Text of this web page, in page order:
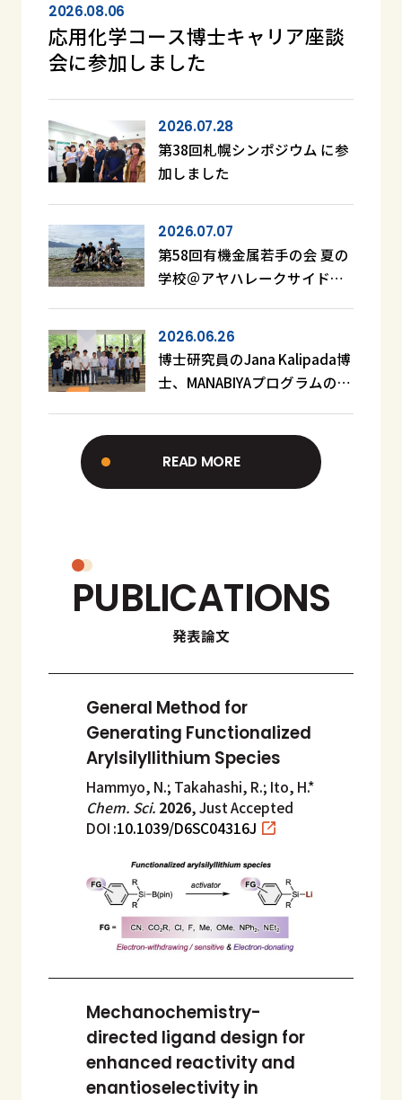
2026.08.06
応用化学コース博士キャリア座談
会に参加しました
2026.07.28
第38回札幌シンポジウム に参
加しました
2026.07.07
第58回有機金属若手の会 夏の
学校＠アヤハレークサイドホ
2026.06.26
博士研究員のJana Kalipada博
士、MANABIYAプログラムの
READ MORE
PUBLICATIONS
発表論文
General Method for
Generating Functionalized
Arylsilyllithium Species
Hammyo, N.; Takahashi, R.; Ito, H.*
Chem. Sci. 2026, Just Accepted
DOI :10.1039/D6SC04316J
Mechanochemistry-
directed ligand design for
enhanced reactivity and
enantioselectivity in